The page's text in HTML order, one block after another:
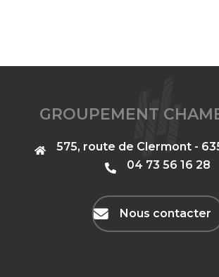
GROUPEMENT
575, route de Clermont -
‭04 73 56 16 28‬
Nous contacter